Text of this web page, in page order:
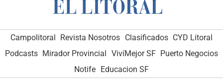
Campolitoral Revista Nosotros Clasificados CYD Litoral
Podcasts Mirador Provincial VivíMejor SF Puerto Negocios
Notife
Educacion SF